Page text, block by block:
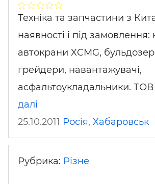
Техніка та запчастини з
наявності і під замовлення:
автокрани XCMG,
грейдери, навантажувачі,
асфальтоукладальники.
далі
25.10.2011 Росія, Хабаровськ
Рубрика: Різне